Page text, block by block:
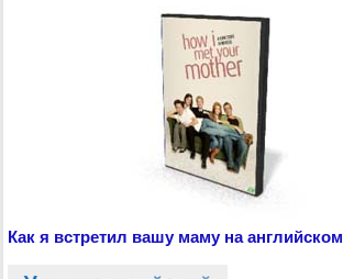
Как я встретил вашу маму на английском